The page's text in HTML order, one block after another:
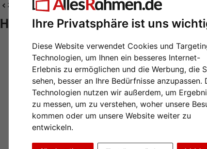
Ihre Privatsphäre ist uns
Diese Website verwendet Cookies und
Technologien, um Ihnen ein besseres Internet-
Erlebnis zu ermöglichen und die Werbung, die
sehen, besser an Ihre Bedürfnisse anzupassen.
Technologien nutzen wir außerdem, um
zu messen, um zu verstehen, woher unsere
kommen oder um unsere Website weiter zu
entwickeln.
Zurück Bilderrahmen-Shop Rahmengrößen Alle Formate
Holz-Bilderrahmen (MDF)